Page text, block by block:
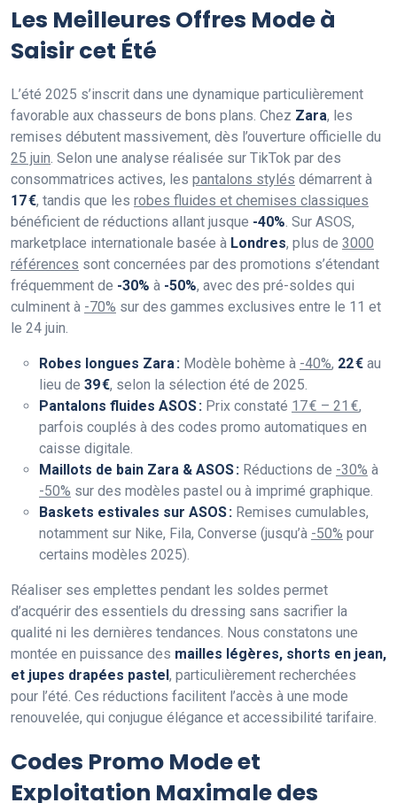
Les Meilleures Offres Mode à
Saisir cet Été
L’été 2025 s’inscrit dans une dynamique particulièrement
favorable aux chasseurs de bons plans. Chez Zara, les
remises débutent massivement, dès l’ouverture officielle du
25 juin. Selon une analyse réalisée sur TikTok par des
consommatrices actives, les pantalons stylés démarrent à
17 €, tandis que les robes fluides et chemises classiques
bénéficient de réductions allant jusque -40%. Sur ASOS,
marketplace internationale basée à Londres, plus de 3000
références sont concernées par des promotions s’étendant
fréquemment de -30% à -50%, avec des pré-soldes qui
culminent à -70% sur des gammes exclusives entre le 11 et
le 24 juin.
Robes longues Zara : Modèle bohème à -40%, 22 € au
lieu de 39 €, selon la sélection été de 2025.
Pantalons fluides ASOS : Prix constaté 17 € – 21 €,
parfois couplés à des codes promo automatiques en
caisse digitale.
Maillots de bain Zara & ASOS : Réductions de -30% à
-50% sur des modèles pastel ou à imprimé graphique.
Baskets estivales sur ASOS : Remises cumulables,
notamment sur Nike, Fila, Converse (jusqu’à -50% pour
certains modèles 2025).
Réaliser ses emplettes pendant les soldes permet
d’acquérir des essentiels du dressing sans sacrifier la
qualité ni les dernières tendances. Nous constatons une
montée en puissance des mailles légères, shorts en jean,
et jupes drapées pastel , particulièrement recherchées
pour l’été. Ces réductions facilitent l’accès à une mode
renouvelée, qui conjugue élégance et accessibilité tarifaire.
Codes Promo Mode et
Exploitation Maximale des